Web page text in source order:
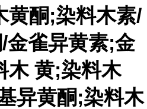
黄酮;染料木素/
金雀异黄素;金
木 黄;染料木
异黄酮;染料木